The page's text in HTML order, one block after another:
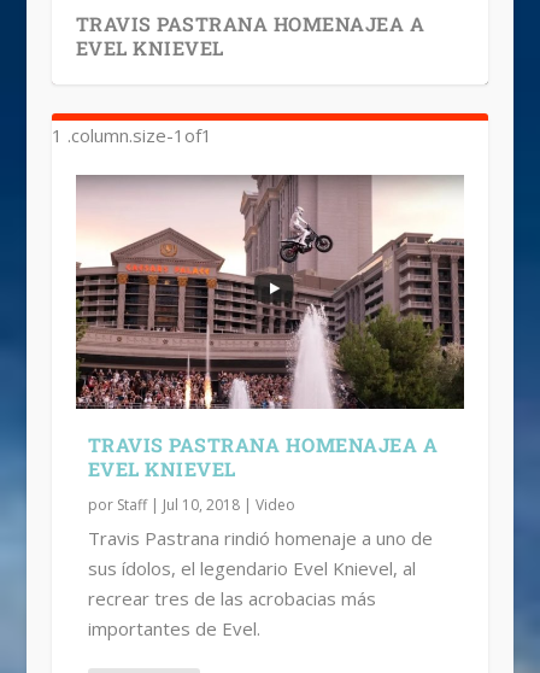
TRAVIS PASTRANA HOMENAJEA A
EVEL KNIEVEL
VIDEO: YA VIENE, EL PRIMER TRIPLE
BACKFLIP EN MOTO
TRAVIS PASTRANA HOMENAJEA A
EVEL KNIEVEL
por Staff| Jul 10, 2018| Video
Travis Pastrana rindió homenaje a uno de
sus ídolos, el legendario Evel Knievel, al
recrear tres de las acrobacias más
importantes de Evel.